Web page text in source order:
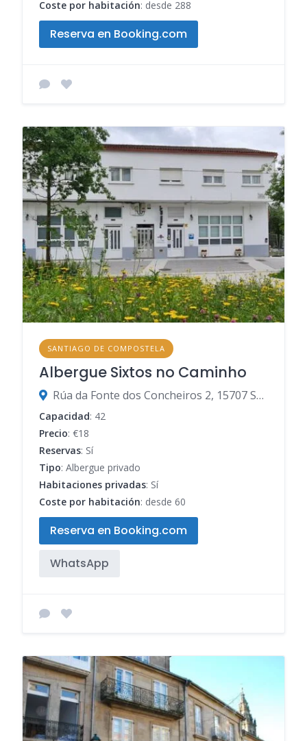
Coste por habitación: desde 288
Reserva en Booking.com
SANTIAGO DE COMPOSTELA
Albergue Sixtos no Caminho
Rúa da Fonte dos Concheiros 2, 15707 Santiago de Compostela, A Coruña, España
Capacidad: 42
Precio: €18
Reservas: Sí
Tipo: Albergue privado
Habitaciones privadas: Sí
Coste por habitación: desde 60
Reserva en Booking.com
WhatsApp